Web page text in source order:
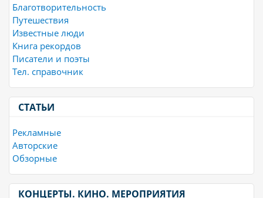
Благотворительность
Путешествия
Известные люди
Книга рекордов
Писатели и поэты
Тел. справочник
СТАТЬИ
Рекламные
Авторские
Обзорные
КОНЦЕРТЫ. КИНО. МЕРОПРИЯТИЯ